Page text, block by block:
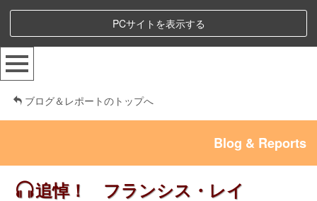
PCサイトを表示する
ブログ＆レポートのトップへ
Blog & Reports
追悼！ フランシス・レイ